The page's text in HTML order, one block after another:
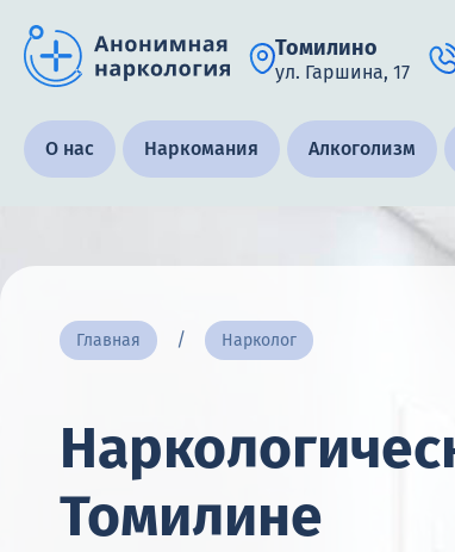
Томилино
ул. Гаршина, 17
Получить помощь специалиста
Адрес call-центра
Томилино, ул. Гаршина, 17
О нас Наркомания Алкоголизм
Главная Нарколог
Томилине